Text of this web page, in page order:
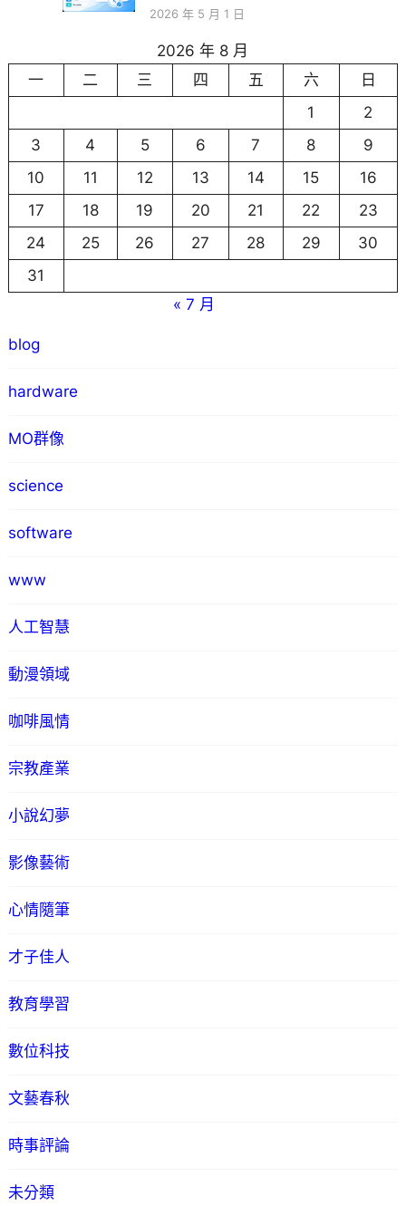
2026 年 5 月 1 日
2026 年 8 月
一
二 三 四 五 六
日
1
2
3
4 5 6 7 8
9
10
11 12 13 14 15
16
17
18 19 20 21 22
23
24
25 26 27 28 29
30
31
« 7 月
blog
hardware
MO群像
science
software
www
人工智慧
動漫領域
咖啡風情
宗教產業
小說幻夢
影像藝術
心情隨筆
才子佳人
教育學習
數位科技
文藝春秋
時事評論
未分類